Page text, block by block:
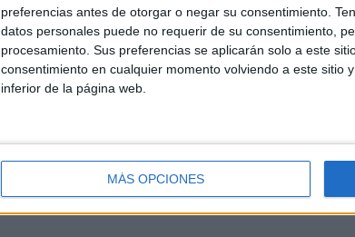
preferencias antes de otorgar o negar su consentimiento.
datos personales puede no requerir de su consentimiento,
procesamiento. Sus preferencias se aplicarán solo a este
consentimiento en cualquier momento volviendo a este sitio
inferior de la página web.
MÁS OPCIONES